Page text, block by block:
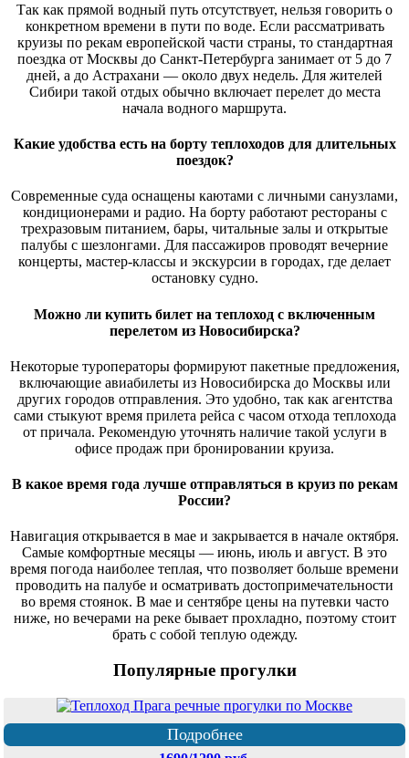
Так как прямой водный путь отсутствует, нельзя говорить о
конкретном времени в пути по воде. Если рассматривать
круизы по рекам европейской части страны, то стандартная
поездка от Москвы до Санкт-Петербурга занимает от 5 до 7
дней, а до Астрахани — около двух недель. Для жителей
Сибири такой отдых обычно включает перелет до места
начала водного маршрута.
Какие удобства есть на борту теплоходов для длительных
поездок?
Современные суда оснащены каютами с личными санузлами,
кондиционерами и радио. На борту работают рестораны с
трехразовым питанием, бары, читальные залы и открытые
палубы с шезлонгами. Для пассажиров проводят вечерние
концерты, мастер-классы и экскурсии в городах, где делает
остановку судно.
Можно ли купить билет на теплоход с включенным
перелетом из Новосибирска?
Некоторые туроператоры формируют пакетные предложения,
включающие авиабилеты из Новосибирска до Москвы или
других городов отправления. Это удобно, так как агентства
сами стыкуют время прилета рейса с часом отхода теплохода
от причала. Рекомендую уточнять наличие такой услуги в
офисе продаж при бронировании круиза.
В какое время года лучше отправляться в круиз по рекам
России?
Навигация открывается в мае и закрывается в начале октября.
Самые комфортные месяцы — июнь, июль и август. В это
время погода наиболее теплая, что позволяет больше времени
проводить на палубе и осматривать достопримечательности
во время стоянок. В мае и сентябре цены на путевки часто
ниже, но вечерами на реке бывает прохладно, поэтому стоит
брать с собой теплую одежду.
Популярные прогулки
Подробнее